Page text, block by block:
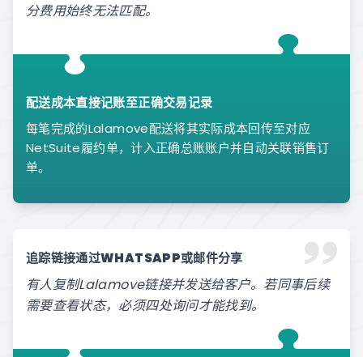
分费用始终无法匹配。
配送成本直接记账至正确交易记录
每笔完成的Lalamove配送将其实际成本回传至对应
NetSuite履约单，计入正确总账账户并自动关联销售订
单。
追踪链接通过WHATSAPP或邮件分享
有人复制Lalamove链接并发送给客户。若同事后续
需要查看状态，必须四处询问才能找到。